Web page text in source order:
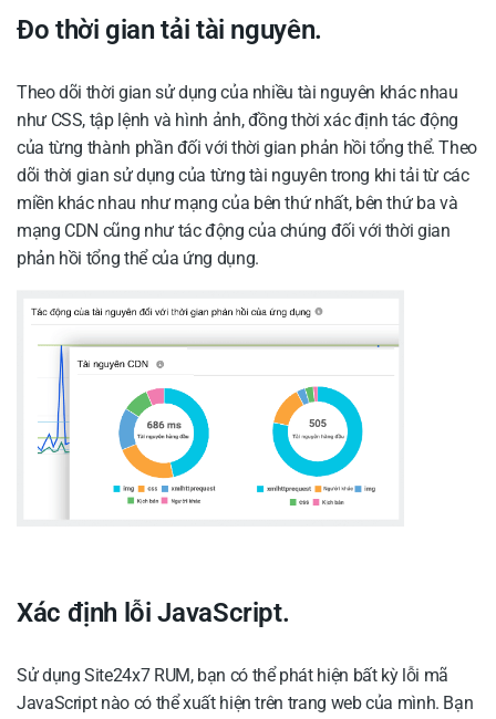
Đo thời gian tải tài nguyên.
Theo dõi thời gian sử dụng của nhiều tài nguyên khác nhau
như CSS, tập lệnh và hình ảnh, đồng thời xác định tác động
của từng thành phần đối với thời gian phản hồi tổng thể. Theo
dõi thời gian sử dụng của từng tài nguyên trong khi tải từ các
miền khác nhau như mạng của bên thứ nhất, bên thứ ba và
mạng CDN cũng như tác động của chúng đối với thời gian
phản hồi tổng thể của ứng dụng.
Xác định lỗi JavaScript.
Sử dụng Site24x7 RUM, bạn có thể phát hiện bất kỳ lỗi mã
JavaScript nào có thể xuất hiện trên trang web của mình. Bạn